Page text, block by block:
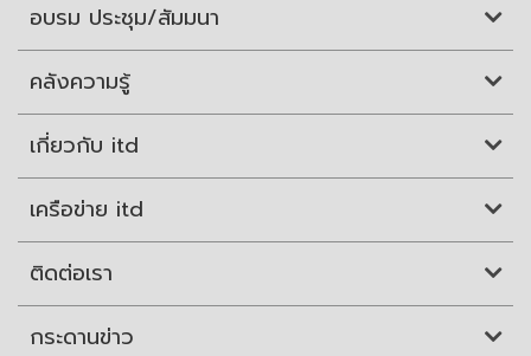
อบรม ประชุม/สัมมนา
คลังความรู้
เกี่ยวกับ itd
เครือข่าย itd
ติดต่อเรา
กระดานข่าว